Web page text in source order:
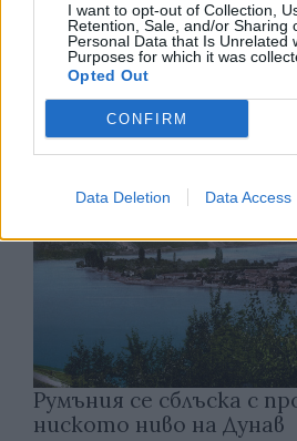
I want to opt-out of Collection,
Retention, Sale, and/or Sharing
Personal Data that Is Unrelated
Purposes for which it was
Opted Out
CONFIRM
Data Deletion Data Access
опити за измама“
05.08.2026 / 11:30
Румъния се сблъска с
ниското ниво на Дунав